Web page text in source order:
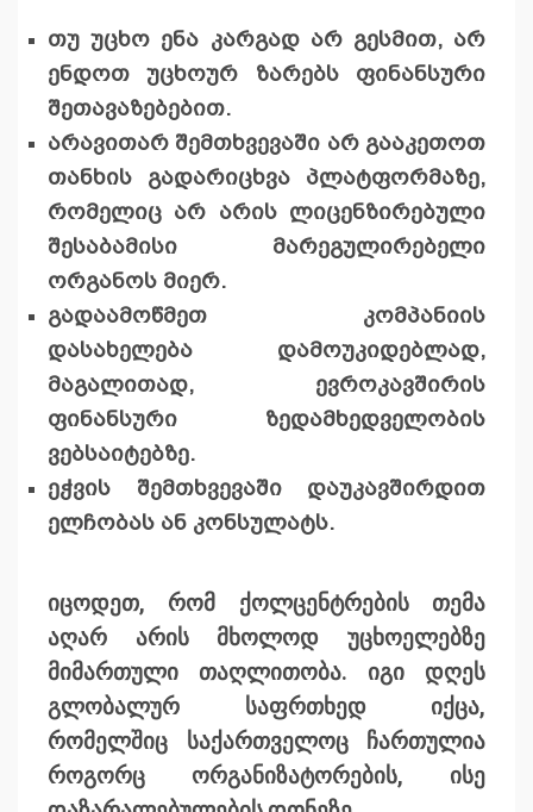
თუ უცხო ენა კარგად არ გესმით, არ
ენდოთ უცხოურ ზარებს ფინანსური
შეთავაზებებით.
არავითარ შემთხვევაში არ გააკეთოთ
თანხის გადარიცხვა პლატფორმაზე,
რომელიც არ არის ლიცენზირებული
შესაბამისი მარეგულირებელი
ორგანოს მიერ.
გადაამოწმეთ კომპანიის
დასახელება დამოუკიდებლად,
მაგალითად, ევროკავშირის
ფინანსური ზედამხედველობის
ვებსაიტებზე.
ეჭვის შემთხვევაში დაუკავშირდით
ელჩობას ან კონსულატს.
იცოდეთ, რომ ქოლცენტრების თემა
აღარ არის მხოლოდ უცხოელებზე
მიმართული თაღლითობა. იგი დღეს
გლობალურ საფრთხედ იქცა,
რომელშიც საქართველოც ჩართულია
როგორც ორგანიზატორების, ისე